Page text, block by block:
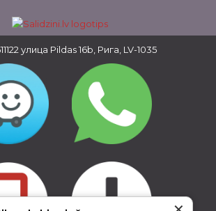
улица Pildas 16b, Рига, LV-1035